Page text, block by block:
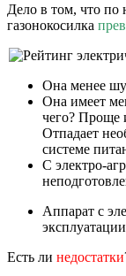
Дело в том, что по
газонокосилка
Она менее
Она имеет
чего? Проще
Отпадает
системе
С электро-
Аппарат с
Есть ли недостатки